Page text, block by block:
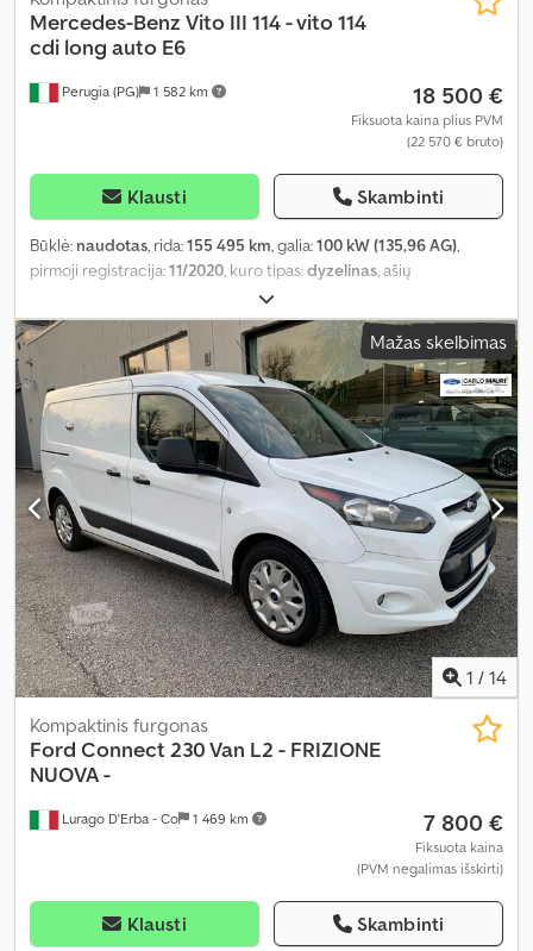
Perugia (PG) 1 582 km
Mercedes-Benz Vito III 114 - vito 114
cdi long auto E6
18 500 €
Fiksuota kaina plius PVM
(22 570 € bruto)
Klausti Skambinti
Būklė: naudotas, rida:155 495 km, galia:100 kW (135,96 AG),
pirmoji registracija:11/2020, kuro tipas:dyzelinas, ašių
, pavaros tipas:
emisijos klasė:Euro 6, pakaba:plienas, sėdimų vietų skaičius:3,
Įranga:
oro kondicionavimas, vairo stiprintuvas ,Mažas skelbimas
1 / 14
Lurago D'Erba - Co 1 469 km
Kompaktinis furgonas
Ford Connect 230 Van L2 - FRIZIONE
NUOVA -
7 800 €
Fiksuota kaina
(PVM negalimas išskirti)
Klausti Skambinti